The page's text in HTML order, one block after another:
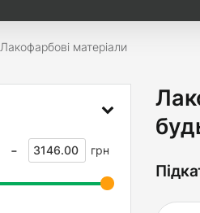
Лакофарбові матеріали
- грн